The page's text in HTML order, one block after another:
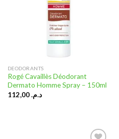
DEODORANTS
Rogé Cavaillès Déodorant
Dermato Homme Spray – 150ml
د.م.112,00